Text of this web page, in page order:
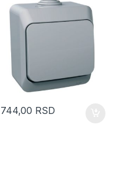
744,00 RSD